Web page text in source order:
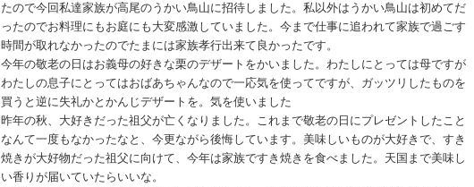
たので今回私達家族が高尾のうかい鳥山に招待しました。私以外はうかい鳥山は初めてだ
ったのでお料理にもお庭にも大変感激していました。今まで仕事に追われて家族で過ごす
時間が取れなかったのでたまには家族孝行出来て良かったです。
今年の敬老の日はお義母の好きな栗のデザートをかいました。わたしにとっては母ですが
わたしの息子にとってはおばあちゃんなので一応気を使ってですが、ガッツリしたものを
買うと逆に失礼かとかんじデザートを。気を使いました
昨年の秋、大好きだった祖父が亡くなりました。これまで敬老の日にプレゼントしたこと
なんて一度もなかったなと、今更ながら後悔しています。美味しいものが大好きで、すき
焼きが大好物だった祖父に向けて、今年は家族ですき焼きを食べました。天国まで美味し
い香りが届いていたらいいな。